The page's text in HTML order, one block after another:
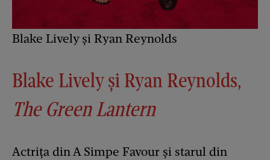
Blake Lively și Ryan Reynolds
Blake Lively și Ryan Reynolds,
The Green Lantern
Actrița din A Simpe Favour și starul din